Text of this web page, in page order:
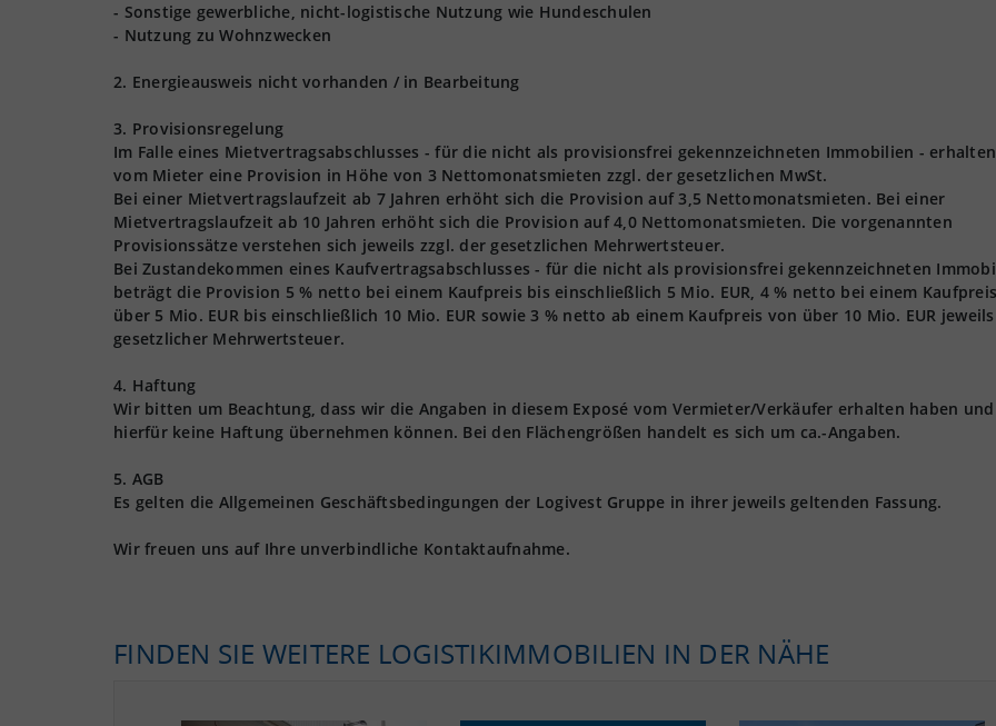
- Sonstige gewerbliche, nicht-logistische Nutzung wie Hundeschulen
- Nutzung zu Wohnzwecken
2. Energieausweis nicht vorhanden / in Bearbeitung
3. Provisionsregelung
Im Falle eines Mietvertragsabschlusses - für die nicht als provisionsfrei gekennzeichneten Immobilien -
vom Mieter eine Provision in Höhe von 3 Nettomonatsmieten zzgl. der gesetzlichen MwSt.
Bei einer Mietvertragslaufzeit ab 7 Jahren erhöht sich die Provision auf 3,5 Nettomonatsmieten. Bei einer
Mietvertragslaufzeit ab 10 Jahren erhöht sich die Provision auf 4,0 Nettomonatsmieten. Die vorgenannten
Provisionssätze verstehen sich jeweils zzgl. der gesetzlichen Mehrwertsteuer.
Bei Zustandekommen eines Kaufvertragsabschlusses - für die nicht als provisionsfrei gekennzeichneten
beträgt die Provision 5 % netto bei einem Kaufpreis bis einschließlich 5 Mio. EUR, 4 % netto bei einem
über 5 Mio. EUR bis einschließlich 10 Mio. EUR sowie 3 % netto ab einem Kaufpreis von über 10 Mio. EUR
gesetzlicher Mehrwertsteuer.
4. Haftung
Wir bitten um Beachtung, dass wir die Angaben in diesem Exposé vom Vermieter/Verkäufer erhalten haben und
hierfür keine Haftung übernehmen können. Bei den Flächengrößen handelt es sich um ca.-Angaben.
5. AGB
Es gelten die Allgemeinen Geschäftsbedingungen der Logivest Gruppe in ihrer jeweils geltenden Fassung.
Wir freuen uns auf Ihre unverbindliche Kontaktaufnahme.
FINDEN SIE WEITERE LOGISTIKIMMOBILIEN IN DER NÄHE